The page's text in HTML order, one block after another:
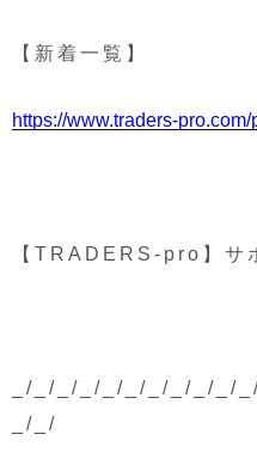
【新着一覧】
https://www.traders-
【TRADERS-pro】サ
_/_/_/_/_/_/_/_/_/_/
_/_/